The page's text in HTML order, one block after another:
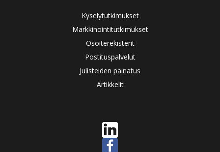
Kyselytutkimukset
Markkinointitutkimukset
Osoiterekisterit
Postituspalvelut
Julisteiden painatus
Artikkelit